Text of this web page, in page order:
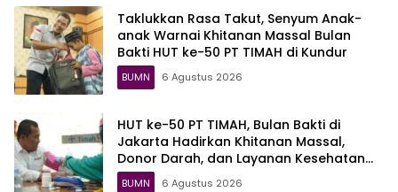
Taklukkan Rasa Takut, Senyum Anak-
anak Warnai Khitanan Massal Bulan
Bakti HUT ke-50 PT TIMAH di Kundur
BUMN 6 Agustus 2026
HUT ke-50 PT TIMAH, Bulan Bakti di
Jakarta Hadirkan Khitanan Massal,
Donor Darah, dan Layanan Kesehatan
Gratis
BUMN 6 Agustus 2026